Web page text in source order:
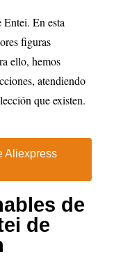
Entei. En esta
figuras
ello, hemos
atendiendo
que existen.
Aliexpress
de
de